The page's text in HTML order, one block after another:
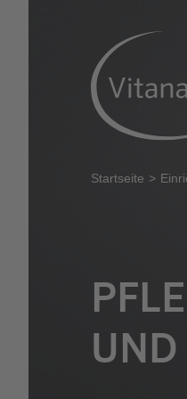
Startseite